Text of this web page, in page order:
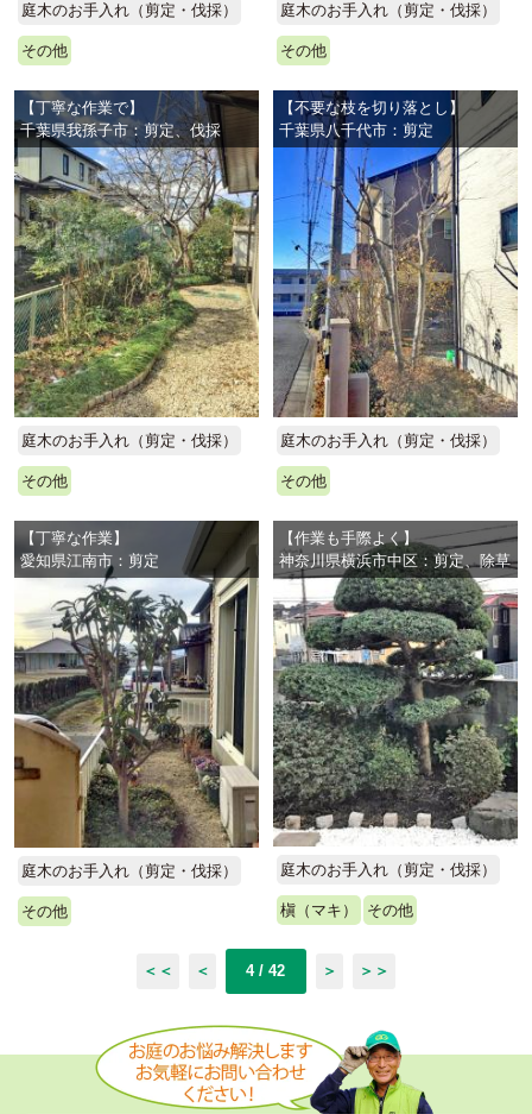
庭木のお手入れ（剪定・伐採）
その他
庭木のお手入れ（剪定・伐採）
その他
【丁寧な作業で】
千葉県我孫子市：剪定、伐採
庭木のお手入れ（剪定・伐採）
その他
【不要な枝を切り落とし】
千葉県八千代市：剪定
庭木のお手入れ（剪定・伐採）
その他
【丁寧な作業】
愛知県江南市：剪定
庭木のお手入れ（剪定・伐採）
その他
【作業も手際よく】
神奈川県横浜市中区：剪定、除草
庭木のお手入れ（剪定・伐採）
槇（マキ） その他
＜＜ ＜ 4 / 42 ＞ ＞＞